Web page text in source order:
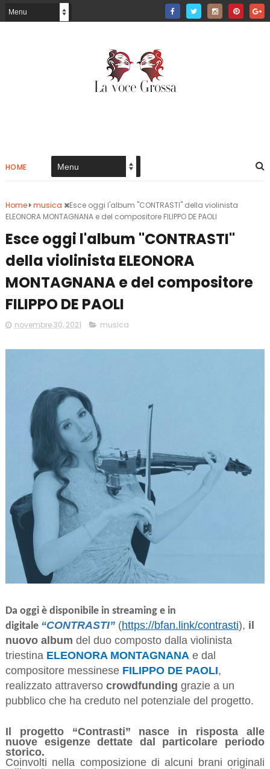
HOME
Home musica
Esce oggi l'album "CONTRASTI" della violinista
ELEONORA MONTAGNANA e del compositore FILIPPO DE PAOLI
Esce oggi l'album "CONTRASTI"
della violinista ELEONORA
MONTAGNANA e del compositore
FILIPPO DE PAOLI
novembre 30, 2021 musica
Da oggi è disponibile in streaming e in
digitale “CONTRASTI” (https://bfan.link/contrasti), il
nuovo album del duo composto dalla violinista
triestina ELEONORA MONTAGNANA e dal
compositore messinese FILIPPO DE PAOLI,
realizzato attraverso crowdfunding grazie a un
pubblico che ha creduto nel potenziale del progetto.
Il progetto “Contrasti” nasce in risposta alle
nuove esigenze dettate dal particolare periodo
storico.
Coinvolti nella composizione di alcuni brani originali